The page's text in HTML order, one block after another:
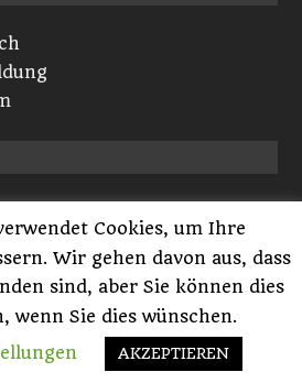
© 2005-
Cookies, um Ihre
Wir gehen davon aus, dass
sind, aber Sie können dies
wenn Sie dies wünschen.
AKZEPTIEREN